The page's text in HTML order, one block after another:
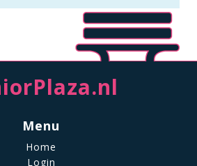
Menu
Home
Login